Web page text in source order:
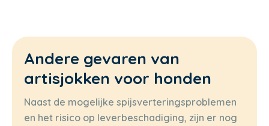
Andere gevaren van
artisjokken voor honden
Naast de mogelijke spijsverteringsproblemen
en het risico op leverbeschadiging, zijn er nog